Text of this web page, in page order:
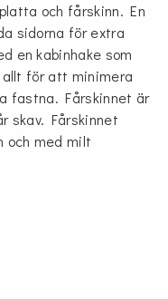
och fårskinn. En
sidorna för extra
en kabinhake som
för att minimera
fastna. Fårskinnet är
skav. Fårskinnet
med milt